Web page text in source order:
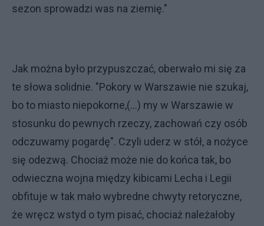
sezon sprowadzi was na ziemię."
Jak można było przypuszczać, oberwało mi się za
te słowa solidnie. "Pokory w Warszawie nie szukaj,
bo to miasto niepokorne,(...) my w Warszawie w
stosunku do pewnych rzeczy, zachowań czy osób
odczuwamy pogardę". Czyli uderz w stół, a nożyce
się odezwą. Chociaż może nie do końca tak, bo
odwieczna wojna między kibicami Lecha i Legii
obfituje w tak mało wybredne chwyty retoryczne,
że wręcz wstyd o tym pisać, chociaż należałoby